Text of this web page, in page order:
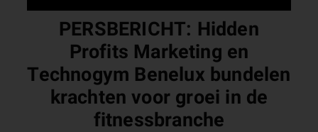
PERSBERICHT: Hidden
Profits Marketing en
Technogym Benelux bundelen
krachten voor groei in de
fitnessbranche